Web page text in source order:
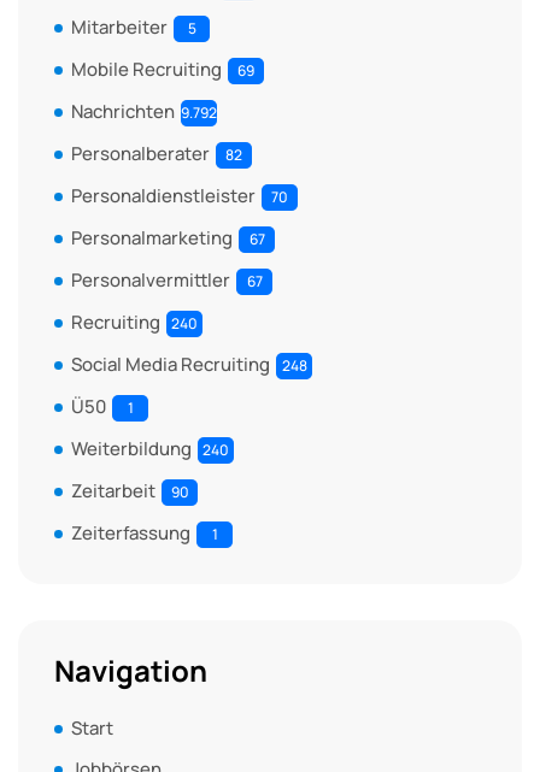
Mitarbeiter 5
Mobile Recruiting 69
Nachrichten 9.792
Personalberater 82
Personaldienstleister 70
Personalmarketing 67
Personalvermittler 67
Recruiting 240
Social Media Recruiting 248
Ü50 1
Weiterbildung 240
Zeitarbeit 90
Zeiterfassung 1
Navigation
Start